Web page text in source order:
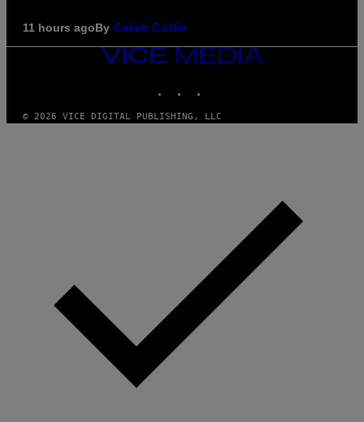
11 hours agoBy Caleb Catlin
VICE
MEDIA
© 2026 VICE DIGITAL PUBLISHING, LLC